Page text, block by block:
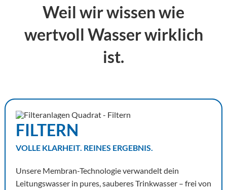
Weil wir wissen wie
wertvoll Wasser wirklich
ist.
FILTERN
VOLLE KLARHEIT. REINES ERGEBNIS.
Unsere Membran-Technologie verwandelt dein
Leitungswasser in pures, sauberes Trinkwasser – frei von